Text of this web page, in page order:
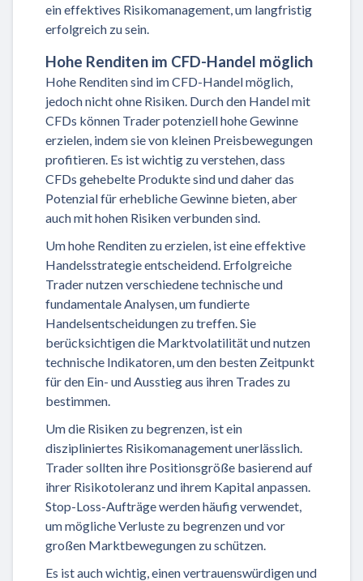
ein effektives Risikomanagement, um langfristig
erfolgreich zu sein.
Hohe Renditen im CFD-Handel möglich
Hohe Renditen sind im CFD-Handel möglich,
jedoch nicht ohne Risiken. Durch den Handel mit
CFDs können Trader potenziell hohe Gewinne
erzielen, indem sie von kleinen Preisbewegungen
profitieren. Es ist wichtig zu verstehen, dass
CFDs gehebelte Produkte sind und daher das
Potenzial für erhebliche Gewinne bieten, aber
auch mit hohen Risiken verbunden sind.
Um hohe Renditen zu erzielen, ist eine effektive
Handelsstrategie entscheidend. Erfolgreiche
Trader nutzen verschiedene technische und
fundamentale Analysen, um fundierte
Handelsentscheidungen zu treffen. Sie
berücksichtigen die Marktvolatilität und nutzen
technische Indikatoren, um den besten Zeitpunkt
für den Ein- und Ausstieg aus ihren Trades zu
bestimmen.
Um die Risiken zu begrenzen, ist ein
diszipliniertes Risikomanagement unerlässlich.
Trader sollten ihre Positionsgröße basierend auf
ihrer Risikotoleranz und ihrem Kapital anpassen.
Stop-Loss-Aufträge werden häufig verwendet,
um mögliche Verluste zu begrenzen und vor
großen Marktbewegungen zu schützen.
Es ist auch wichtig, einen vertrauenswürdigen und